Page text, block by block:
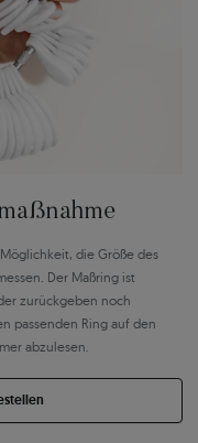
die Größe des
Der Maßring ist
zurückgeben noch
passenden Ring auf den
abzulesen.